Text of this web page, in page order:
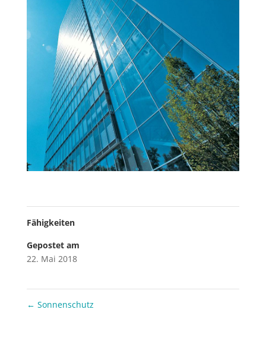
Fähigkeiten
Gepostet am
22. Mai 2018
← Sonnenschutz